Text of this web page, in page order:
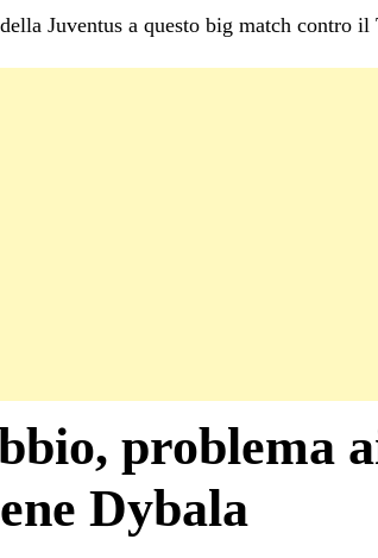
Juventus a questo big match contro il
problema
Dybala